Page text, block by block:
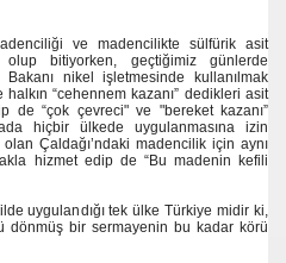
ve madencilikte sülfürik asit
olup bitiyorken, geçtiğimiz günlerde
nikel işletmesinde kullanılmak
“cehennem kazanı” dedikleri asit
de “çok çevreci" ve "bereket kazanı”
hiçbir ülkede uygulanmasına izin
Çaldağı’ndaki madencilik için aynı
hizmet edip de “Bu madenin kefili
uygulandığı tek ülke Türkiye midir ki,
dönmüş bir sermayenin bu kadar körü